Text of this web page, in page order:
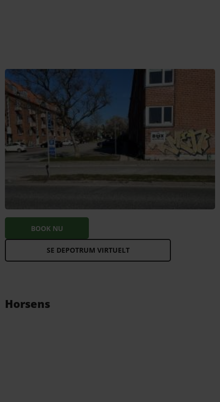
BOOK NU
SE DEPOTRUM VIRTUELT
Horsens